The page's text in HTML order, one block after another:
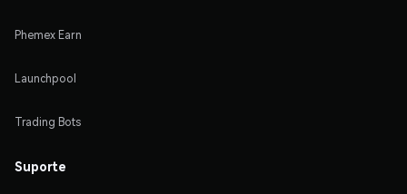
Phemex Earn
Launchpool
Trading Bots
Suporte